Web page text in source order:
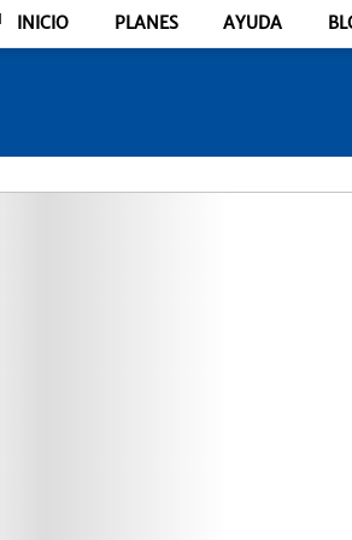
INICIO PLANES AYUDA